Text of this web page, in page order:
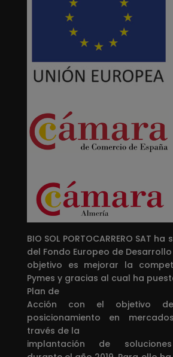
BIO SOL PORTOCARRERO SAT
del Fondo Europeo de
objetivo es mejorar la
Pymes y gracias al cual ha
Plan de
Acción con el objetivo
posicionamiento en
través de la
implantación de